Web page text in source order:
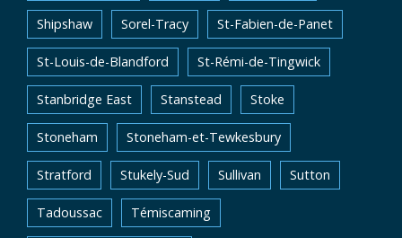
Shipshaw Sorel-Tracy St-Fabien-de-Panet
St-Louis-de-Blandford St-Rémi-de-Tingwick
Stanbridge East Stanstead Stoke
Stoneham Stoneham-et-Tewkesbury
Stratford Stukely-Sud Sullivan Sutton
Tadoussac Témiscaming